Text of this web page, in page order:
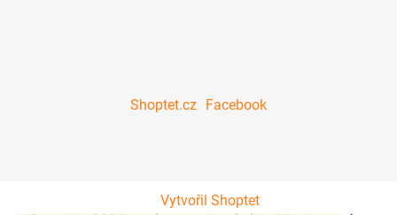
Shoptet.cz Facebook
Vytvořil Shoptet